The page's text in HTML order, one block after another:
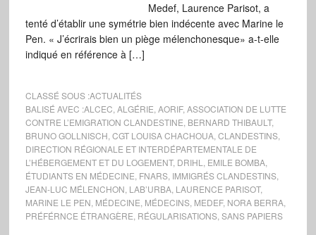
Medef, Laurence Parisot, a
tenté d’établir une symétrie bien indécente avec Marine le
Pen. « J’écrirais bien un piège mélenchonesque» a-t-elle
indiqué en référence à […]
CLASSÉ SOUS :ACTUALITÉS
BALISÉ AVEC :ALCEC ALGÉRIE AORIF, ASSOCIATION DE LUTTE
CONTRE L’EMIGRATION CLANDESTINE BERNARD THIBAULT,
BRUNO GOLLNISCH CGT LOUISA CHACHOUA, CLANDESTINS,
DIRECTION RÉGIONALE ET INTERDÉPARTEMENTALE DE
L’HÉBERGEMENT ET DU LOGEMENT, DRIHL EMILE BOMBA,
ÉTUDIANTS EN MÉDECINE FNARS, IMMIGRÉS CLANDESTINS,
JEAN-LUC MÉLENCHON LAB’URBA, LAURENCE PARISOT,
MARINE LE PEN MÉDECINE MÉDECINS, MEDEF, NORA BERRA,
PRÉFÉRNCE ÉTRANGÈRE RÉGULARISATIONS, SANS PAPIERS